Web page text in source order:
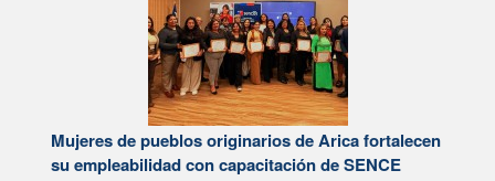
Mujeres de pueblos originarios de Arica fortalecen
su empleabilidad con capacitación de SENCE